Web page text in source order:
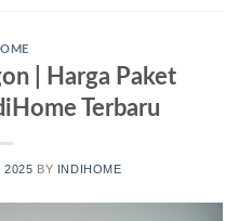
| Harga Paket
Terbaru
2025 BY INDIHOME